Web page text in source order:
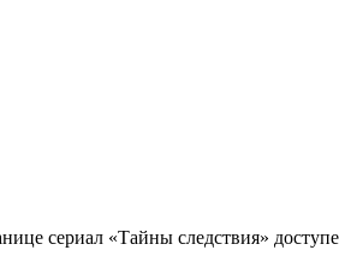
сериал «Тайны следствия»